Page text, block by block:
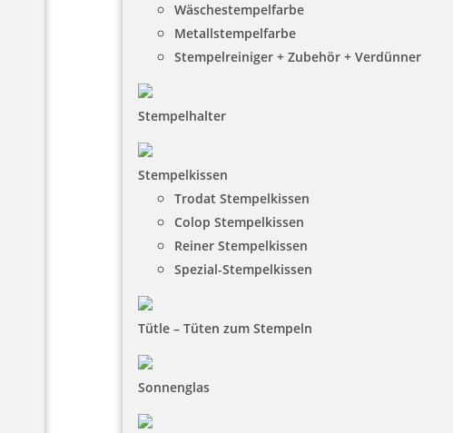
Wäschestempelfarbe
Metallstempelfarbe
Stempelreiniger + Zubehör + Verdünner
Stempelhalter
Stempelkissen
Trodat Stempelkissen
Colop Stempelkissen
Reiner Stempelkissen
Spezial-Stempelkissen
Tütle – Tüten zum Stempeln
Sonnenglas